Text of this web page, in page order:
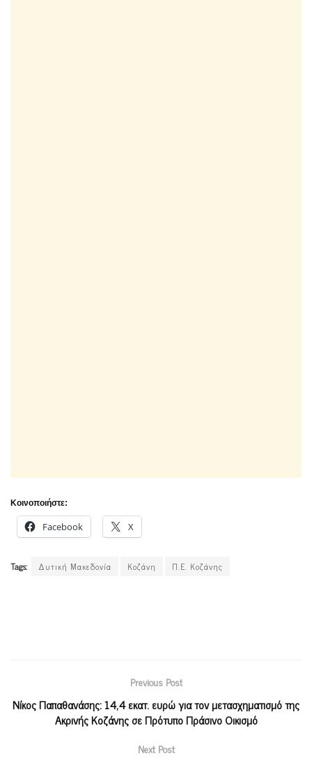
Κοινοποιήστε:
Facebook X
Tags: Δυτική Μακεδονία Κοζάνη Π.Ε. Κοζάνης
Previous Post
Νίκος Παπαθανάσης: 14,4 εκατ. ευρώ για τον μετασχηματισμό της
Ακρινής Κοζάνης σε Πρότυπο Πράσινο Οικισμό
Next Post